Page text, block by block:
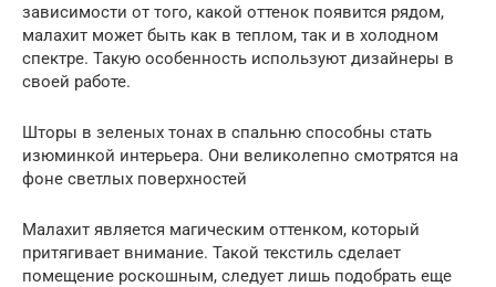
зависимости от того, какой оттенок появится рядом,
малахит может быть как в теплом, так и в холодном
спектре. Такую особенность используют дизайнеры в
своей работе.
Шторы в зеленых тонах в спальню способны стать
изюминкой интерьера. Они великолепно смотрятся на
фоне светлых поверхностей
Малахит является магическим оттенком, который
притягивает внимание. Такой текстиль сделает
помещение роскошным, следует лишь подобрать еще